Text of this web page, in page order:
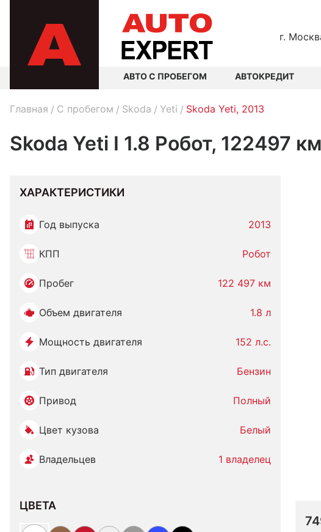
г.
АВТО С ПРОБЕГОМ АВТОКРЕДИТ
Главная C пробегом Skoda Yeti Skoda Yeti, 2013
Skoda Yeti I 1.8 Робот, 122497 км
ХАРАКТЕРИСТИКИ
Год выпуска 2013
КПП Робот
Пробег 122 497 км
Объем двигателя 1.8 л
Мощность двигателя 152 л.с.
Тип двигателя Бензин
Привод Полный
Цвет кузова Белый
Владельцев 1 владелец
ЦВЕТА